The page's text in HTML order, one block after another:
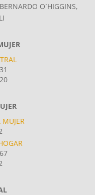
O´HIGGINS,